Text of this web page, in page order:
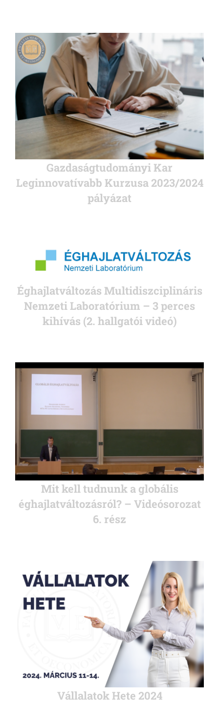
Gazdaságtudományi Kar
Leginnovatívabb Kurzusa 2023/2024
pályázat
Éghajlatváltozás Multidiszciplináris
Nemzeti Laboratórium – 3 perces
kihívás (2. hallgatói videó)
Mit kell tudnunk a globális
éghajlatváltozásról? – Videósorozat
6. rész
Vállalatok Hete 2024